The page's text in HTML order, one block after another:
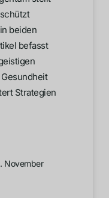
beiden
befasst
Strategien
November